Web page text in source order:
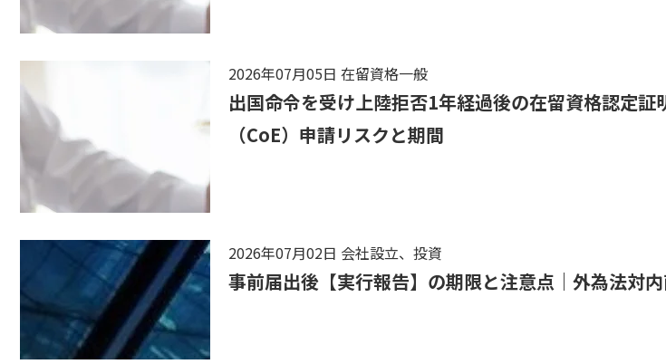
2026年07月05日 在留資格一般
出国命令を受け上陸拒否1年経過後の在留資格認定証
（CoE）申請リスクと期間
2026年07月02日 会社設立、投資
事前届出後【実行報告】の期限と注意点｜外為法対